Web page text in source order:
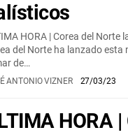
HORA | Corea del
del Norte ha lanzado esta
de…
ANTONIO VIZNER 27/03/23
HORA